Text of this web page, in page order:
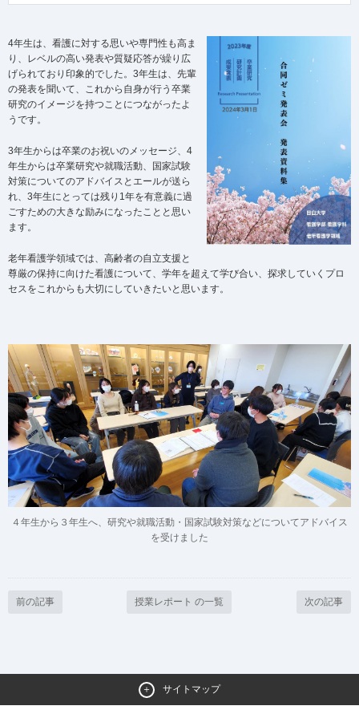
4年生は、看護に対する思いや専門性も高ま
り、レベルの高い発表や質疑応答が繰り広
げられており印象的でした。3年生は、先輩
の発表を聞いて、これから自身が行う卒業
研究のイメージを持つことにつながったよ
うです。
3年生からは卒業のお祝いのメッセージ、4
年生からは卒業研究や就職活動、国家試験
対策についてのアドバイスとエールが送ら
れ、3年生にとっては残り1年を有意義に過
ごすための大きな励みになったことと思い
ます。
老年看護学領域では、高齢者の自立支援と
尊厳の保持に向けた看護について、学年を超えて学び合い、探求していくプロ
セスをこれからも大切にしていきたいと思います。
４年生から３年生へ、研究や就職活動・国家試験対策などについてアドバイス
を受けました
前の記事 授業レポート の一覧 次の記事
サイトマップ